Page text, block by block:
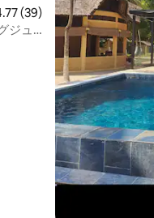
ュー39件、5つ星中4.77
(39)